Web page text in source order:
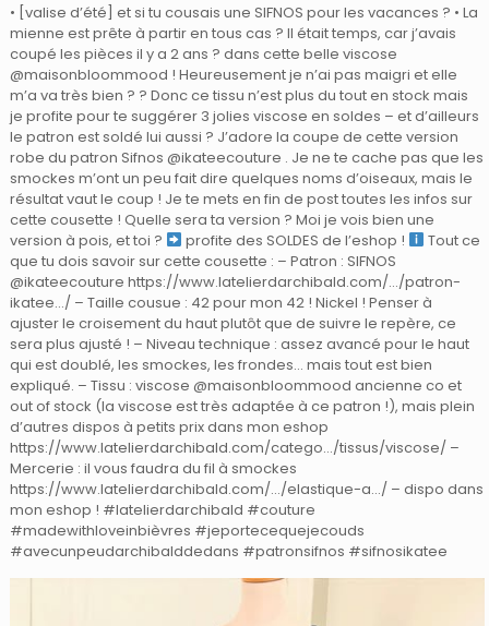
• [valise d’été] et si tu cousais une SIFNOS pour les vacances ? • La
mienne est prête à partir en tous cas ? Il était temps, car j’avais
coupé les pièces il y a 2 ans ? dans cette belle viscose
@maisonbloommood ! Heureusement je n’ai pas maigri et elle
m’a va très bien ? ? Donc ce tissu n’est plus du tout en stock mais
je profite pour te suggérer 3 jolies viscose en soldes – et d’ailleurs
le patron est soldé lui aussi ? J’adore la coupe de cette version
robe du patron Sifnos @ikateecouture . Je ne te cache pas que les
smockes m’ont un peu fait dire quelques noms d’oiseaux, mais le
résultat vaut le coup ! Je te mets en fin de post toutes les infos sur
cette cousette ! Quelle sera ta version ? Moi je vois bien une
version à pois, et toi ?
profite des SOLDES de l’eshop !
Tout ce
que tu dois savoir sur cette cousette : – Patron : SIFNOS
@ikateecouture https://www.latelierdarchibald.com/…/patron-
ikatee…/ – Taille cousue : 42 pour mon 42 ! Nickel ! Penser à
ajuster le croisement du haut plutôt que de suivre le repère, ce
sera plus ajusté ! – Niveau technique : assez avancé pour le haut
qui est doublé, les smockes, les frondes… mais tout est bien
expliqué. – Tissu : viscose @maisonbloommood ancienne co et
out of stock (la viscose est très adaptée à ce patron !), mais plein
d’autres dispos à petits prix dans mon eshop
https://www.latelierdarchibald.com/catego…/tissus/viscose/ –
Mercerie : il vous faudra du fil à smockes
https://www.latelierdarchibald.com/…/elastique-a…/ – dispo dans
mon eshop ! #latelierdarchibald #couture
#madewithloveinbièvres #jeportecequejecouds
#avecunpeudarchibalddedans #patronsifnos #sifnosikatee